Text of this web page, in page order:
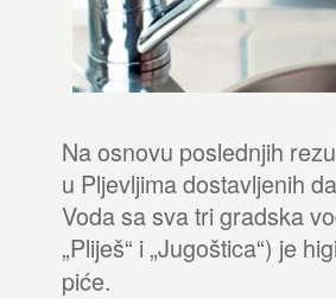
Na osnovu poslednjih
u Pljevljima dostavljenih
Voda sa sva tri gradska
„Pliješ“ i „Jugoštica“) je
piće.